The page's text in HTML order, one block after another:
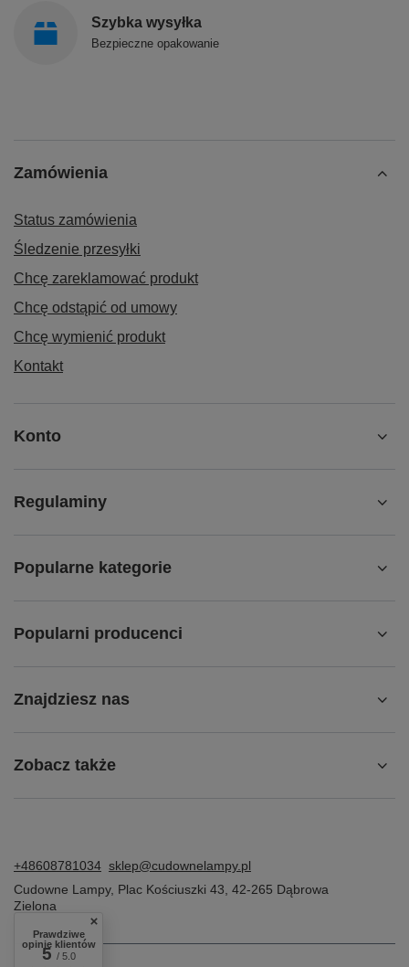
Szybka wysyłka
Bezpieczne opakowanie
Zamówienia
Status zamówienia
Śledzenie przesyłki
Chcę zareklamować produkt
Chcę odstąpić od umowy
Chcę wymienić produkt
Kontakt
Konto
Regulaminy
Popularne kategorie
Popularni producenci
Znajdziesz nas
Zobacz także
+48608781034 sklep@cudownelampy.pl
Cudowne Lampy, Plac Kościuszki 43 42-265 Dąbrowa
Zielona
Prawdziwe
opinie klientów
5/ 5.0